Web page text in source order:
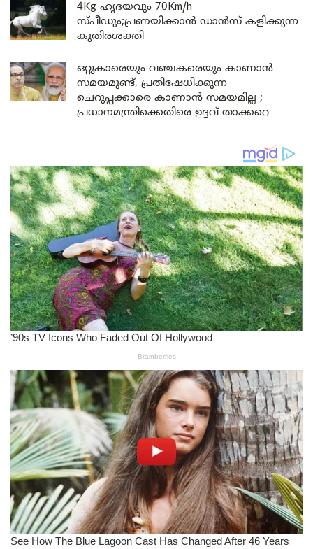
4Kg ഹൃദയവും 70Km/h
സ്പീഡും;പ്രണയിക്കാൻ ഡാൻസ് കളിക്കുന്ന
കുതിരശക്തി
ഒറ്റുകാരെയും വഞ്ചകരെയും കാണാൻ
സമയമുണ്ട്, പ്രതിഷേധിക്കുന്ന
ചെറുപ്പക്കാരെ കാണാൻ സമയമില്ല ;
പ്രധാനമന്ത്രിക്കെതിരെ ഉദ്ദവ് താക്കറെ